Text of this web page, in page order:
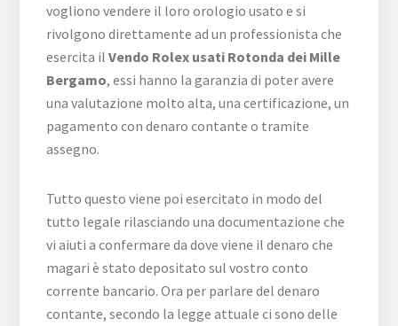
vogliono vendere il loro orologio usato e si
rivolgono direttamente ad un professionista che
esercita ilVendo Rolex usati Rotonda dei Mille
Bergamo, essi hanno la garanzia di poter avere
una valutazione molto alta, una certificazione, un
pagamento con denaro contante o tramite
assegno.
Tutto questo viene poi esercitato in modo del
tutto legale rilasciando una documentazione che
vi aiuti a confermare da dove viene il denaro che
magari è stato depositato sul vostro conto
corrente bancario. Ora per parlare del denaro
contante, secondo la legge attuale ci sono delle